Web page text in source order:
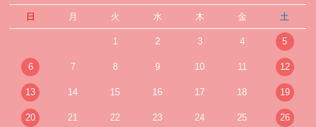
日 月 火 水 木 金 土
1 2 3 4 5
6 7 8 9 10 11 12
13 14 15 16 17 18 19
20 21 22 23 24 25 26